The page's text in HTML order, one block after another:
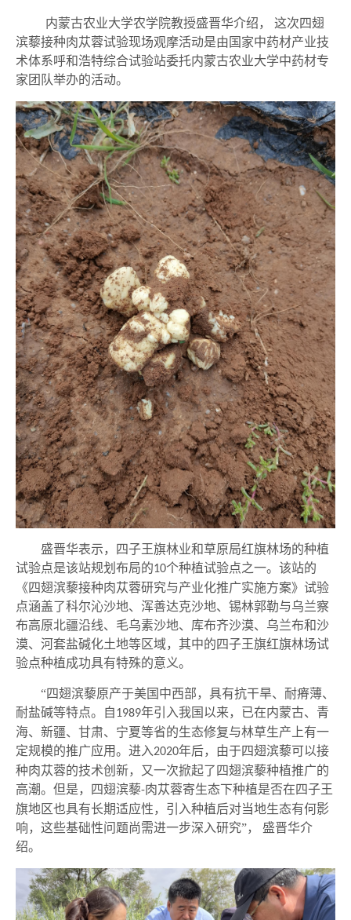
内蒙古农业大学农学院教授盛晋华介绍， 这次四翅
滨藜接种肉苁蓉试验现场观摩活动是由国家中药材产业技
术体系呼和浩特综合试验站委托内蒙古农业大学中药材专
家团队举办的活动。
盛晋华表示，四子王旗林业和草原局红旗林场的种植
试验点是该站规划布局的10个种植试验点之一。 该站的
《四翅滨藜接种肉苁蓉研究与产业化推广实施方案》试验
点涵盖了科尔沁沙地、浑善达克沙地、锡林郭勒与乌兰察
布高原北疆沿线、毛乌素沙地、库布齐沙漠、乌兰布和沙
漠、河套盐碱化土地等区域，其中的四子王旗红旗林场试
验点种植成功具有特殊的意义。
“四翅滨藜原产于美国中西部，具有抗干旱、耐瘠薄、
耐盐碱等特点。自1989年引入我国以来，已在内蒙古、青
海、新疆、甘肃、宁夏等省的生态修复与林草生产上有一
定规模的推广应用。进入2020年后，由于四翅滨藜可以接
种肉苁蓉的技术创新，又一次掀起了四翅滨藜种植推广的
高潮。但是，四翅滨藜-肉苁蓉寄生态下种植是否在四子王
旗地区也具有长期适应性，引入种植后对当地生态有何影
响，这些基础性问题尚需进一步深入研究”， 盛晋华介
绍。